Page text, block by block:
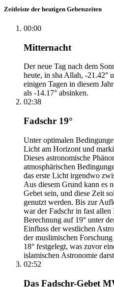
Zeitleiste der heutigen Gebetszeiten
00:00
Mitternacht
Der neue Tag nach dem
heute, in sha Allah, -21.42°
einigen Tagen in diesem
als -14.17° absinken.
02:38
Fadschr 19°
Unter optimalen
Licht am Horizont und
Dieses astronomische
atmosphärischen
das erste Licht irgendwo
Aus diesem Grund kann es
Gebet sein, und diese Zeit
genutzt werden. Bis zur
war der Fadschr in fast
Berechnung auf 19° unter
Einfluss der westlichen
der muslimischen
18° festgelegt, was zuvor
islamischen Astronomie
02:52
Das Fadschr-Gebet